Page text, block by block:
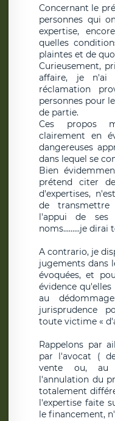
Concernant le
personnes qui
expertise,
quelles
plaintes et de
Curieusement,
affaire, je
réclamation
personnes pour
de partie.
Ces propos
clairement en
dangereuses
dans lequel se
Bien
prétend citer
d'expertises,
de
l'appui de
noms.........je dirai
A contrario, je
jugements dans
évoquées, et
évidence
au
jurisprudence
toute victime «
Rappelons par
par l'avocat (
vente ou, au
l'annulation du
totalement
l'expertise faite
le financement,